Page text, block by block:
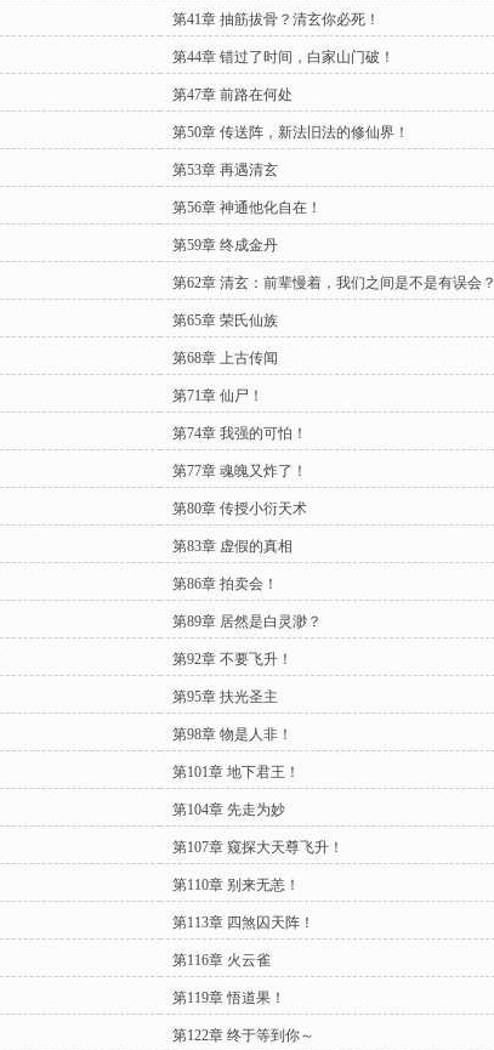
第41章 抽筋拔骨？清玄你必死！
第44章 错过了时间，白家山门破！
第47章 前路在何处
第50章 传送阵，新法旧法的修仙界！
第53章 再遇清玄
第56章 神通他化自在！
第59章 终成金丹
第62章 清玄：前辈慢着，我们之间是不是有误会？
第65章 荣氏仙族
第68章 上古传闻
第71章 仙尸！
第74章 我强的可怕！
第77章 魂魄又炸了！
第80章 传授小衍天术
第83章 虚假的真相
第86章 拍卖会！
第89章 居然是白灵渺？
第92章 不要飞升！
第95章 扶光圣主
第98章 物是人非！
第101章 地下君王！
第104章 先走为妙
第107章 窥探大天尊飞升！
第110章 别来无恙！
第113章 四煞囚天阵！
第116章 火云雀
第119章 悟道果！
第122章 终于等到你～